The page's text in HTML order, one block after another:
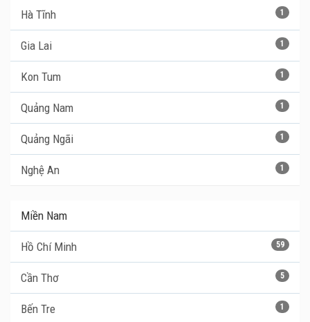
1
Hà Tĩnh
1
Gia Lai
1
Kon Tum
1
Quảng Nam
1
Quảng Ngãi
1
Nghệ An
Miền Nam
59
Hồ Chí Minh
5
Cần Thơ
1
Bến Tre